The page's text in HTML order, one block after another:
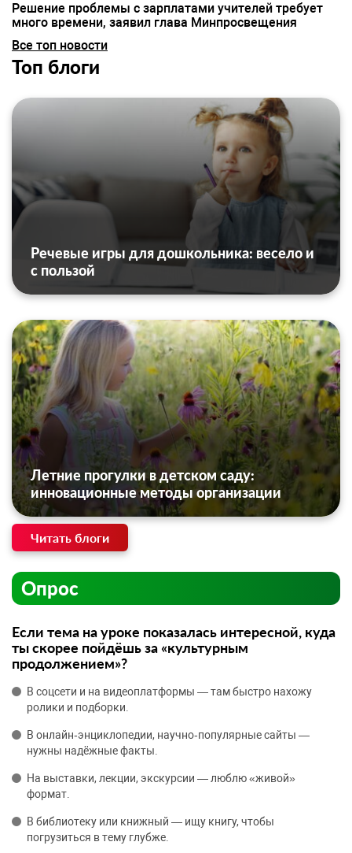
Решение проблемы с зарплатами учителей требует
много времени, заявил глава Минпросвещения
Все топ новости
Топ блоги
Речевые игры для дошкольника: весело и
с пользой
Летние прогулки в детском саду:
инновационные методы организации
Читать блоги
Опрос
Если тема на уроке показалась интересной, куда
ты скорее пойдёшь за «культурным
продолжением»?
В соцсети и на видеоплатформы — там быстро нахожу
ролики и подборки.
В онлайн‑энциклопедии, научно‑популярные сайты —
нужны надёжные факты.
На выставки, лекции, экскурсии — люблю «живой»
формат.
В библиотеку или книжный — ищу книгу, чтобы
погрузиться в тему глубже.